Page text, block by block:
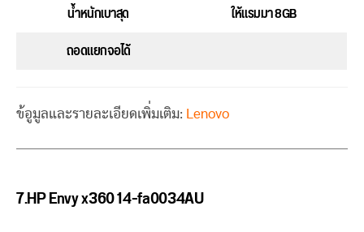
น้ำหนักเบาสุด
ให้แรมมา 8GB
ถอดแยกจอได้
ข้อูมูลและรายละเอียดเพิ่มเติม: Lenovo
7.HP Envy x360 14-fa0034AU